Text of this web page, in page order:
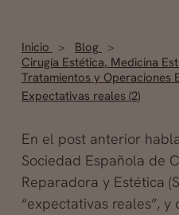
Inicio
Blog
Cirugía Estética, Medicina
Tratamientos y Operaciones
Expectativas reales (2)
En el post anterior
Sociedad Española de
Reparadora y Estética
“expectativas reales”,